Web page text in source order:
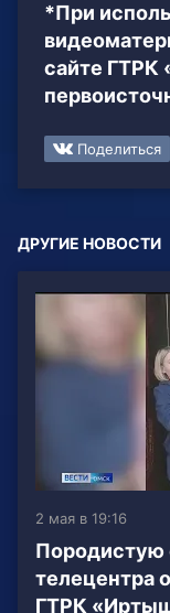
*При
сайте ГТРК
Поделиться
ДРУГИЕ НОВОСТИ
2 мая в 19:16
Породистую
телецентра
ГТРК